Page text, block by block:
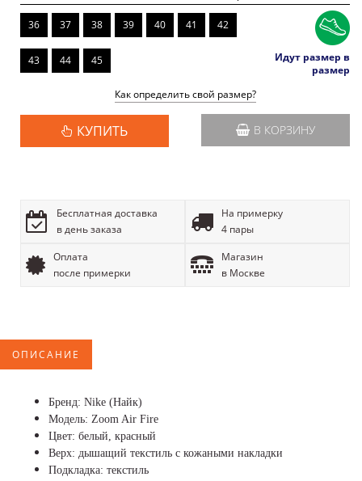
36 37 38 39 40 41 42
43 44 45
Идут размер в
размер
Как определить свой размер?
КУПИТЬ В КОРЗИНУ
Бесплатная доставка
в день заказа
На примерку
4 пары
Оплата
после примерки
Магазин
в Москве
ОПИСАНИЕ
Бренд: Nike (Найк)
Модель: Zoom Air Fire
Цвет: белый, красный
Верх: дышащий текстиль с кожаными накладки
Подкладка: текстиль